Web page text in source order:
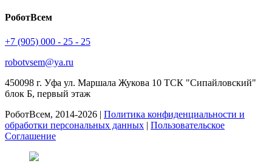
РоботВсем
+7 (905) 000 - 25 - 25
robotvsem@ya.ru
450098 г. Уфа ул. Маршала Жукова 10 ТСК "Сипайловский"
блок Б, первый этаж
РоботВсем, 2014-2026 | Политика конфиденциальности и
обработки персональных данных | Пользовательское
Соглашение